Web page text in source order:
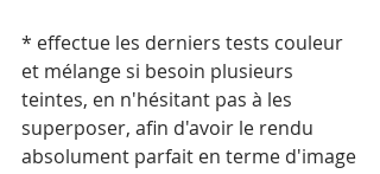
* effectue les derniers tests couleur
et mélange si besoin plusieurs
teintes, en n'hésitant pas à les
superposer, afin d'avoir le rendu
absolument parfait en terme d'image